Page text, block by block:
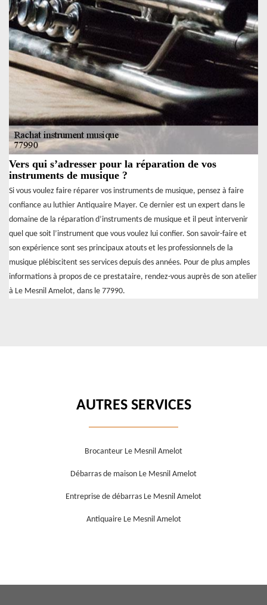
Vers qui s’adresser pour la réparation de vos
instruments de musique ?
Si vous voulez faire réparer vos instruments de musique, pensez à faire
confiance au luthier Antiquaire Mayer. Ce dernier est un expert dans le
domaine de la réparation d’instruments de musique et il peut intervenir
quel que soit l’instrument que vous voulez lui confier. Son savoir-faire et
son expérience sont ses principaux atouts et les professionnels de la
musique plébiscitent ses services depuis des années. Pour de plus amples
informations à propos de ce prestataire, rendez-vous auprès de son atelier
à Le Mesnil Amelot, dans le 77990.
AUTRES SERVICES
Brocanteur Le Mesnil Amelot
Débarras de maison Le Mesnil Amelot
Entreprise de débarras Le Mesnil Amelot
Antiquaire Le Mesnil Amelot